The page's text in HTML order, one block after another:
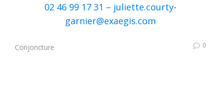
02 46 99 17 31 – juliette.courty-
garnier@exaegis.com
Conjoncture 0